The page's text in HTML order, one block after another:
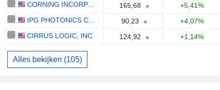
165,68
+5,41%
90,23
+4,07%
CIRRUS LOGIC, INC.
124,92 +1,14%
Alles bekijken (105)